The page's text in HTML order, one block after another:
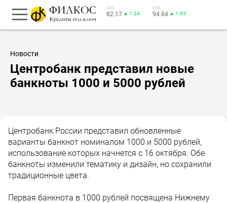
USD
82.17 ▲ 1.24
EUR
94.84 ▲ 1.65
Новости
Центробанк представил новые
банкноты 1000 и 5000 рублей
Центробанк России представил обновленные
варианты банкнот номиналом 1000 и 5000 рублей,
использование которых начнется с 16 октября. Обе
банкноты изменили тематику и дизайн, но сохранили
традиционные цвета.
Первая банкнота в 1000 рублей посвящена Нижнему